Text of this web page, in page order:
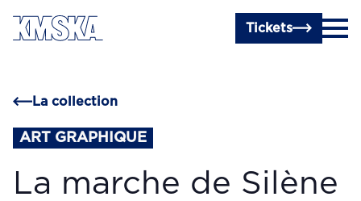
Passer au contenu principal
Tickets
La collection
ART GRAPHIQUE
La marche de Silène